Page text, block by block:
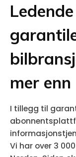
mer
I tillegg til
Vi har over 3